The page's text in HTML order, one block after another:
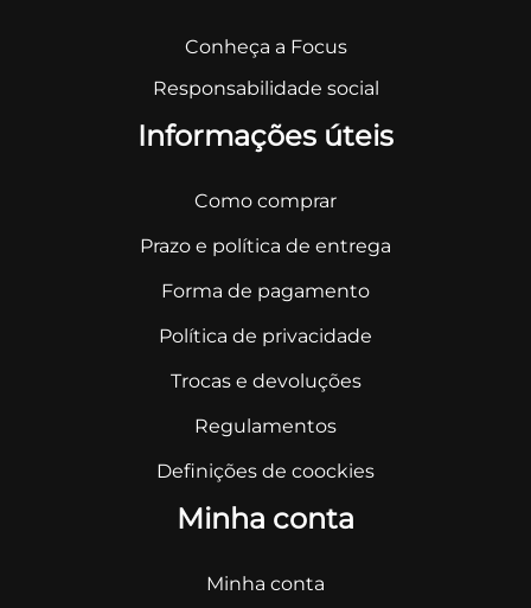
Conheça a Focus
Responsabilidade social
Informações úteis
Como comprar
Prazo e política de entrega
Forma de pagamento
Política de privacidade
Trocas e devoluções
Regulamentos
Definições de coockies
Minha conta
Minha conta